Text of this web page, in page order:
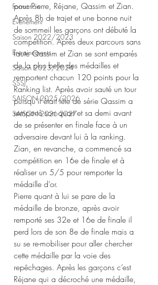
Formation
Evènement
Saison 2022/2023
Entrainements
Saison 2023/2024
SSSJ
SAISON 2025/2026
SAISON 2026-2027
pour Pierre, Réjane, Qassim et Zian.
Après 8h de trajet et une bonne nuit
de sommeil les garçons ont débuté la
compétition. Après deux parcours sans
faute Qassim et Zian se sont emparés
de la plus belle des médailles et
remportent chacun 120 points pour la
Ranking list. Après avoir sauté un tour
puisqu’il était tête de série Qassim a
remporté son quart et sa demi avant
de se présenter en finale face à un
adversaire devant lui à la ranking.
Zian, en revanche, a commencé sa
compétition en 16e de finale et à
réaliser un 5/5 pour remporter la
médaille d’or.
Pierre quant à lui se pare de la
médaille de bronze, après avoir
remporté ses 32e et 16e de finale il
perd lors de son 8e de finale mais a
su se re-mobiliser pour aller chercher
cette médaille par la voie des
repêchages. Après les garçons c’est
Réjane qui a décroché une médaille,